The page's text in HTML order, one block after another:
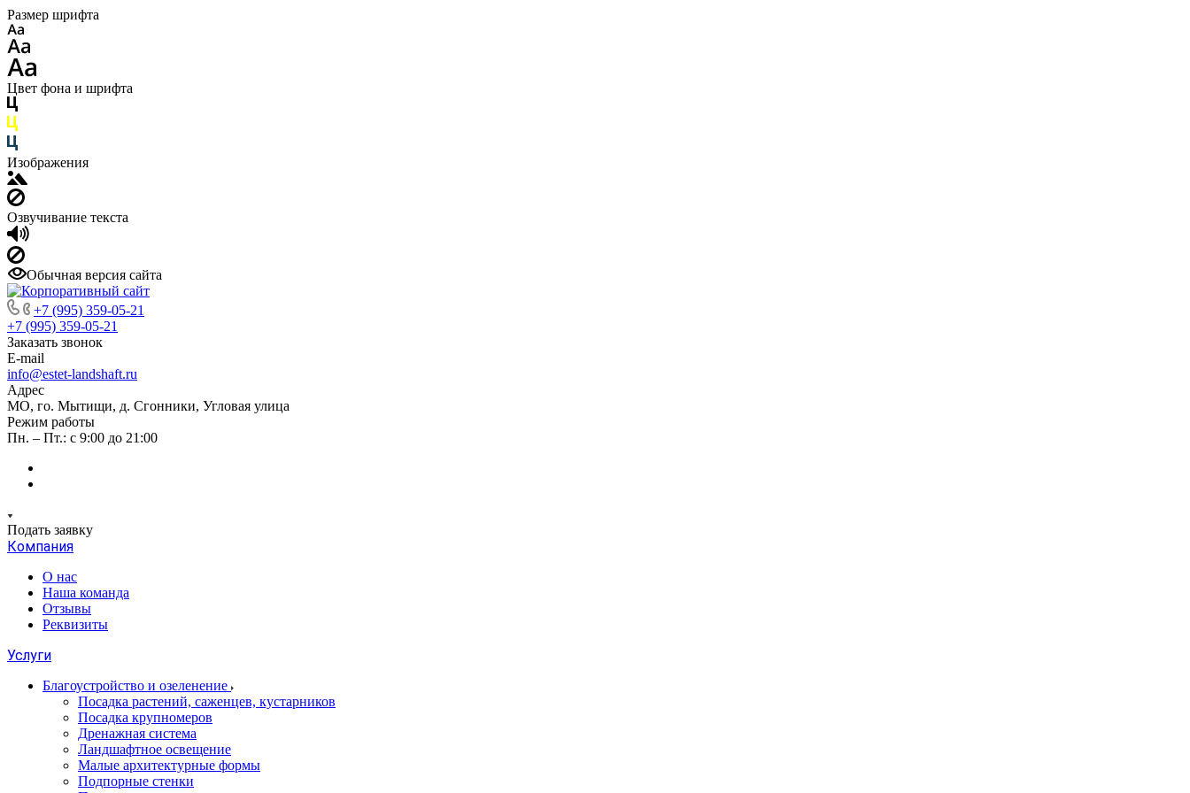
Размер шрифта
Цвет фона и шрифта
Изображения
Озвучивание текста
Обычная версия сайта
+7 (995) 359-05-21
+7 (995) 359-05-21
Заказать звонок
E-mail
info@estet-landshaft.ru
Адрес
МО, го. Мытищи, д. Сгонники, Угловая улица
Режим работы
Пн. – Пт.: с 9:00 до 21:00
Подать заявку
Компания
О нас
Наша команда
Отзывы
Реквизиты
Услуги
Благоустройство и озеленение
Посадка растений, саженцев, кустарников
Посадка крупномеров
Дренажная система
Ландшафтное освещение
Малые архитектурные формы
Подпорные стенки